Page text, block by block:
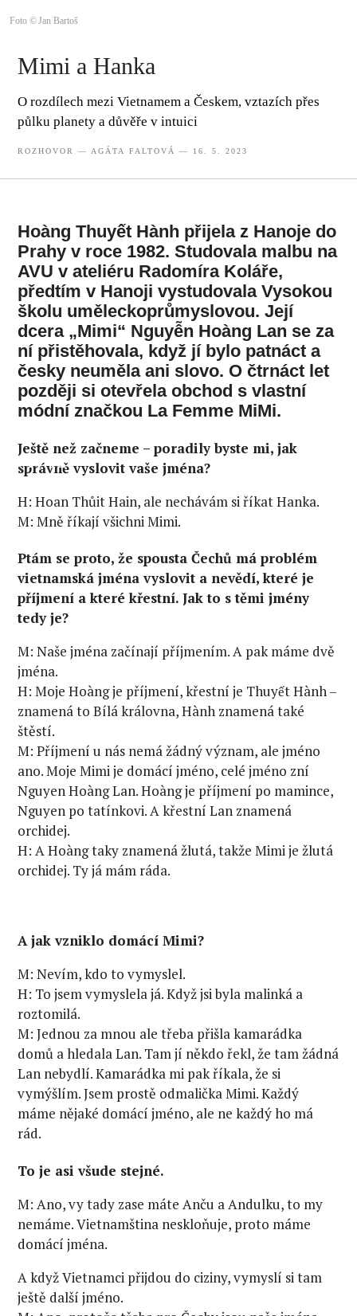
VITAL
Foto © Jan Bartoš
Mimi a Hanka
O rozdílech mezi Vietnamem a Českem, vztazích přes
půlku planety a důvěře v intuici
ROZHOVOR — AGÁTA FALTOVÁ — 16. 5. 2023
Hoàng Thuyết Hành přijela z Hanoje do
Prahy v roce 1982. Studovala malbu na
AVU v ateliéru Radomíra Koláře,
předtím v Hanoji vystudovala Vysokou
školu uměleckoprůmyslovou. Její
dcera „Mimi“ Nguyễn Hoàng Lan se za
ní přistěhovala, když jí bylo patnáct a
česky neuměla ani slovo. O čtrnáct let
později si otevřela obchod s vlastní
módní značkou La Femme MiMi.
Ještě než začneme – poradily byste mi, jak
správně vyslovit vaše jména?
H: Hoan Thůit Hain, ale nechávám si říkat Hanka.
M: Mně říkají všichni Mimi.
Ptám se proto, že spousta Čechů má problém
vietnamská jména vyslovit a nevědí, které je
příjmení a které křestní. Jak to s těmi jmény
tedy je?
M: Naše jména začínají příjmením. A pak máme dvě
jména.
H: Moje Hoàng je příjmení, křestní je Thuyết Hành –
znamená to Bílá královna, Hành znamená také
štěstí.
M: Příjmení u nás nemá žádný význam, ale jméno
ano. Moje Mimi je domácí jméno, celé jméno zní
Nguyen Hoàng Lan. Hoàng je příjmení po mamince,
Nguyen po tatínkovi. A křestní Lan znamená
orchidej.
H: A Hoàng taky znamená žlutá, takže Mimi je žlutá
orchidej. Ty já mám ráda.
A jak vzniklo domácí Mimi?
M: Nevím, kdo to vymyslel.
H: To jsem vymyslela já. Když jsi byla malinká a
roztomilá.
M: Jednou za mnou ale třeba přišla kamarádka
domů a hledala Lan. Tam jí někdo řekl, že tam žádná
Lan nebydlí. Kamarádka mi pak říkala, že si
vymýšlím. Jsem prostě odmalička Mimi. Každý
máme nějaké domácí jméno, ale ne každý ho má
rád.
To je asi všude stejné.
M: Ano, vy tady zase máte Anču a Andulku, to my
nemáme. Vietnamština neskloňuje, proto máme
domácí jména.
A když Vietnamci přijdou do ciziny, vymyslí si tam
ještě další jméno.